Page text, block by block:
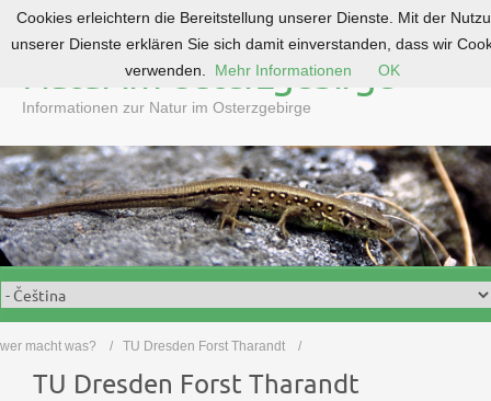
o
c
o
n
t
e
n
Natur im Osterzgebirge
Informationen zur Natur im Osterzgebirge
wer macht was? TU Dresden Forst Tharandt
TU Dresden Forst Tharandt
Cookies erleichtern die Bereitstellung unserer Dienste. Mit der
unserer Dienste erklären Sie sich damit einverstanden, dass wir
verwenden.
Mehr Informationen OK